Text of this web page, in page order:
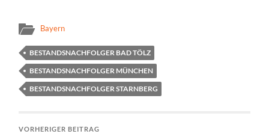
Bayern
BESTANDSNACHFOLGER BAD TÖLZ
BESTANDSNACHFOLGER MÜNCHEN
BESTANDSNACHFOLGER STARNBERG
VORHERIGER BEITRAG